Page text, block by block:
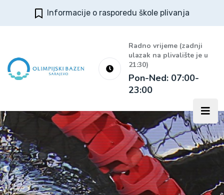
Informacije o rasporedu škole plivanja
Radno vrijeme (zadnji
ulazak na plivalište je u
21:30)
Pon-Ned: 07:00-
23:00